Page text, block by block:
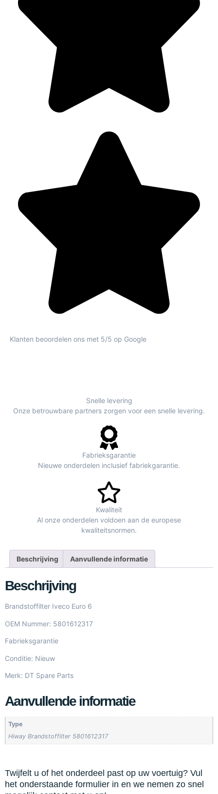
Klanten beoordelen ons met 5/5 op Google
Snelle levering
Onze betrouwbare partners zorgen voor een snelle levering.
Fabrieksgarantie
Nieuwe onderdelen inclusief fabriekgarantie.
Kwaliteit
Al onze onderdelen voldoen aan de europese
kwaliteitsnormen.
Beschrijving Aanvullende informatie
Beschrijving
Brandstoffilter Iveco Euro 6
OEM Nummer: 5801612317
Fabrieksgarantie
Conditie: Nieuw
Merk: DT Spare Parts
Aanvullende informatie
Type
Hiway Brandstoffilter 5801612317
Twijfelt u of het onderdeel past op uw voertuig? Vul
het onderstaande formulier in en we nemen zo snel